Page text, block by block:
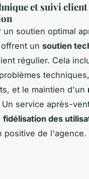
et suivi
un soutien optimal
un soutien
régulier. Cela
et le maintien d'un
Un service après-
fidélisation des
positive de l'agence.